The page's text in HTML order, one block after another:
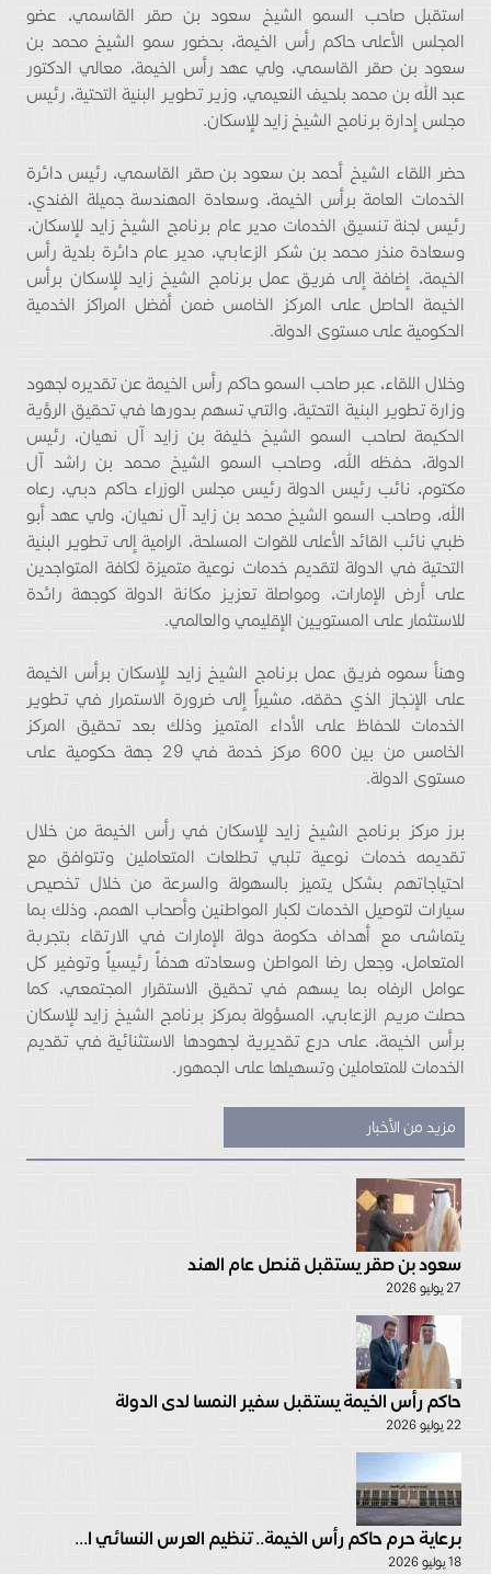
استقبل صاحب السمو الشيخ سعود بن صقر القاسمي، عضو
المجلس الأعلى حاكم رأس الخيمة، بحضور سمو الشيخ محمد بن
سعود بن صقر القاسمي، ولي عهد رأس الخيمة، معالي الدكتور
عبد الله بن محمد بلحيف النعيمي، وزير تطوير البنية التحتية، رئيس
مجلس إدارة برنامج الشيخ زايد للإسكان.
حضر اللقاء الشيخ أحمد بن سعود بن صقر القاسمي، رئيس دائرة
الخدمات العامة برأس الخيمة، وسعادة المهندسة جميلة الفندي،
رئيس لجنة تنسيق الخدمات مدير عام برنامج الشيخ زايد للإسكان،
وسعادة منذر محمد بن شكر الزعابي، مدير عام دائرة بلدية رأس
الخيمة، إضافة إلى فريق عمل برنامج الشيخ زايد للإسكان برأس
الخيمة الحاصل على المركز الخامس ضمن أفضل المراكز الخدمية
الحكومية على مستوى الدولة.
وخلال اللقاء، عبر صاحب السمو حاكم رأس الخيمة عن تقديره لجهود
وزارة تطوير البنية التحتية، والتي تسهم بدورها في تحقيق الرؤية
الحكيمة لصاحب السمو الشيخ خليفة بن زايد آل نهيان، رئيس
الدولة، حفظه الله، وصاحب السمو الشيخ محمد بن راشد آل
مكتوم، نائب رئيس الدولة رئيس مجلس الوزراء حاكم دبي، رعاه
الله، وصاحب السمو الشيخ محمد بن زايد آل نهيان، ولي عهد أبو
ظبي نائب القائد الأعلى للقوات المسلحة، الرامية إلى تطوير البنية
التحتية في الدولة لتقديم خدمات نوعية متميزة لكافة المتواجدين
على أرض الإمارات، ومواصلة تعزيز مكانة الدولة كوجهة رائدة
للاستثمار على المستويين الإقليمي والعالمي.
وهنأ سموه فريق عمل برنامج الشيخ زايد للإسكان برأس الخيمة
على الإنجاز الذي حققه، مشيراً إلى ضرورة الاستمرار في تطوير
الخدمات للحفاظ على الأداء المتميز وذلك بعد تحقيق المركز
الخامس من بين 600 مركز خدمة في 29 جهة حكومية على
مستوى الدولة.
برز مركز برنامج الشيخ زايد للإسكان في رأس الخيمة من خلال
تقديمه خدمات نوعية تلبي تطلعات المتعاملين وتتوافق مع
احتياجاتهم بشكل يتميز بالسهولة والسرعة من خلال تخصيص
سيارات لتوصيل الخدمات لكبار المواطنين وأصحاب الهمم، وذلك بما
يتماشى مع أهداف حكومة دولة الإمارات في الارتقاء بتجربة
المتعامل، وجعل رضا المواطن وسعادته هدفاً رئيسياً وتوفير كل
عوامل الرفاه بما يسهم في تحقيق الاستقرار المجتمعي، كما
حصلت مريم الزعابي، المسؤولة بمركز برنامج الشيخ زايد للإسكان
برأس الخيمة، على درع تقديرية لجهودها الاستثنائية في تقديم
الخدمات للمتعاملين وتسهيلها على الجمهور.
مزيد من الأخبار
سعود بن صقر يستقبل قنصل عام الهند
27 يوليو 2026
حاكم رأس الخيمة يستقبل سفير النمسا لدى الدولة
22 يوليو 2026
برعاية حرم حاكم رأس الخيمة.. تنظيم العرس النسائي ا...
18 يوليو 2026